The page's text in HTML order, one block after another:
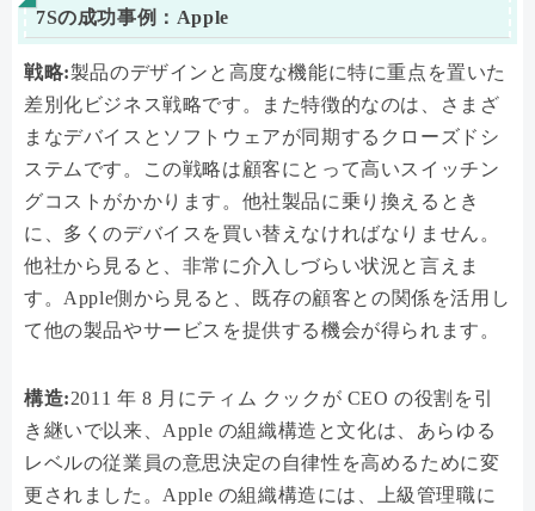
7Sの成功事例：Apple
戦略:製品のデザインと高度な機能に特に重点を置いた
差別化ビジネス戦略です。また特徴的なのは、さまざ
まなデバイスとソフトウェアが同期するクローズドシ
ステムです。この戦略は顧客にとって高いスイッチン
グコストがかかります。他社製品に乗り換えるとき
に、多くのデバイスを買い替えなければなりません。
他社から見ると、非常に介入しづらい状況と言えま
す。Apple側から見ると、既存の顧客との関係を活用し
て他の製品やサービスを提供する機会が得られます。
構造:2011 年 8 月にティム クックが CEO の役割を引
き継いで以来、Apple の組織構造と文化は、あらゆる
レベルの従業員の意思決定の自律性を高めるために変
更されました。Apple の組織構造には、上級管理職に